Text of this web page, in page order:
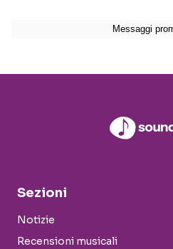
Sezioni
Notizie
Recensioni musicali